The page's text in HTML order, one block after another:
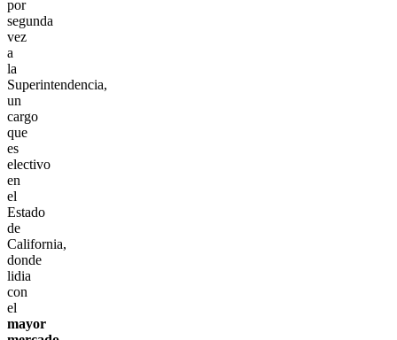
por
segunda
vez
a
la
Superintendencia,
un
cargo
que
es
electivo
en
el
Estado
de
California,
donde
lidia
con
el
mayor